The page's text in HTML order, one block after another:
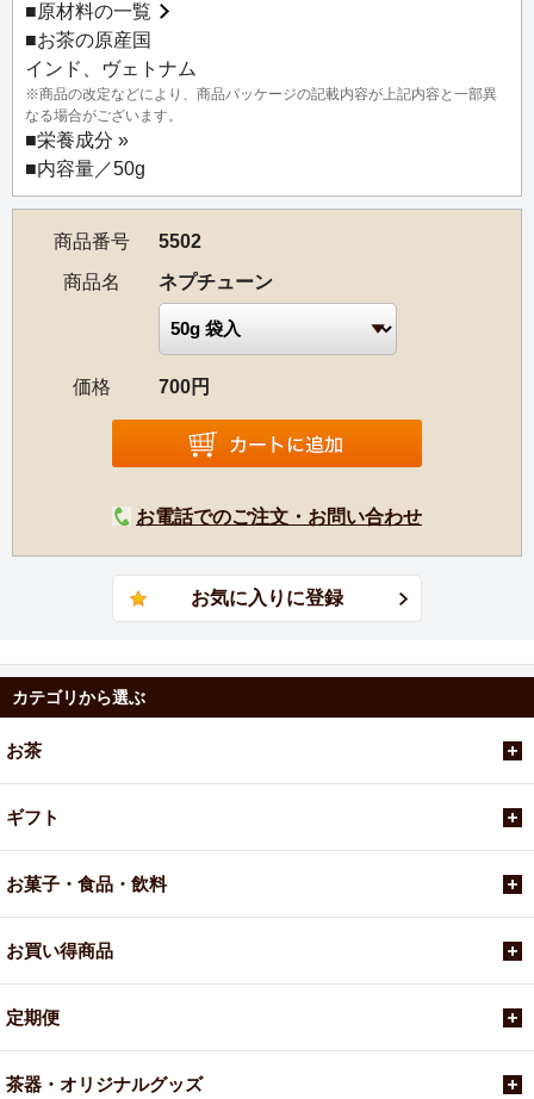
■原材料の一覧
■お茶の原産国
インド、ヴェトナム
※商品の改定などにより、商品パッケージの記載内容が上記内容と一部異
なる場合がございます。
■栄養成分 »
■内容量／50g
商品番号
5502
商品名
ネプチューン
価格 700円
お電話でのご注文・お問い合わせ
カテゴリから選ぶ
お茶
ギフト
お菓子・食品・飲料
お買い得商品
定期便
茶器・オリジナルグッズ